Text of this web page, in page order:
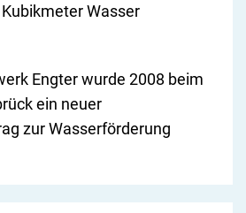
Wasser
Engter wurde 2008 beim
ein neuer
zur Wasserförderung